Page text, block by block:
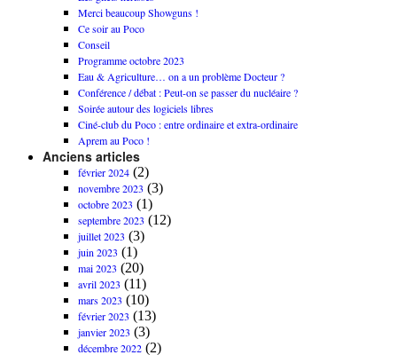
Merci beaucoup Showguns !
Ce soir au Poco
Conseil
Programme octobre 2023
Eau & Agriculture… on a un problème Docteur ?
Conférence / débat : Peut-on se passer du nucléaire ?
Soirée autour des logiciels libres
Ciné-club du Poco : entre ordinaire et extra-ordinaire
Aprem au Poco !
Anciens articles
février 2024 (2)
novembre 2023 (3)
octobre 2023 (1)
septembre 2023 (12)
juillet 2023 (3)
juin 2023 (1)
mai 2023 (20)
avril 2023 (11)
mars 2023 (10)
février 2023 (13)
janvier 2023 (3)
décembre 2022 (2)